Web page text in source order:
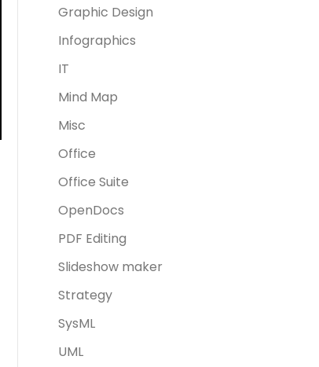
Graphic Design
Infographics
IT
Mind Map
Misc
Office
Office Suite
OpenDocs
PDF Editing
Slideshow maker
Strategy
SysML
UML